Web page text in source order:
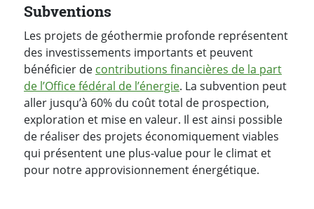
Subventions
Les projets de géothermie profonde représentent
des investissements importants et peuvent
bénéficier de contributions financières de la part
de l’Office fédéral de l’énergie. La subvention peut
aller jusqu’à 60% du coût total de prospection,
exploration et mise en valeur. Il est ainsi possible
de réaliser des projets économiquement viables
qui présentent une plus-value pour le climat et
pour notre approvisionnement énergétique.